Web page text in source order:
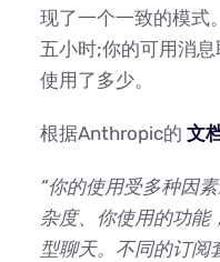
现了一个一致的模式
五小时;你的可用消
使用了多少。
根据Anthropic的 文
“你的使用受多种因
杂度、你使用的功能
型聊天。不同的订阅